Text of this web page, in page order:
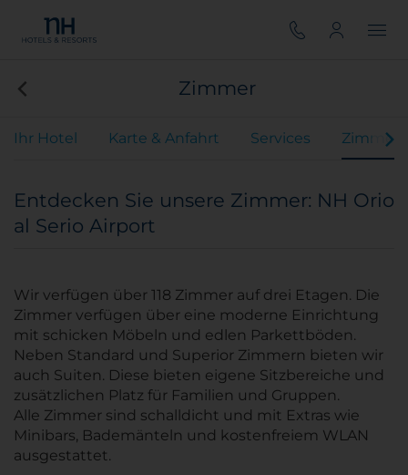
Zimmer
Ihr Hotel Karte & Anfahrt Services Zimmer
Entdecken Sie unsere Zimmer: NH Orio
al Serio Airport
Wir verfügen über 118 Zimmer auf drei Etagen. Die
Zimmer verfügen über eine moderne Einrichtung
mit schicken Möbeln und edlen Parkettböden.
Neben Standard und Superior Zimmern bieten wir
auch Suiten. Diese bieten eigene Sitzbereiche und
zusätzlichen Platz für Familien und Gruppen.
Alle Zimmer sind schalldicht und mit Extras wie
Minibars, Bademänteln und kostenfreiem WLAN
ausgestattet.